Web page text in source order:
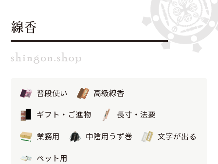
線香
普段使い
高級線香
ギフト・ご進物
長寸・法要
業務用
中陰用うず巻
文字が出る
ペット用